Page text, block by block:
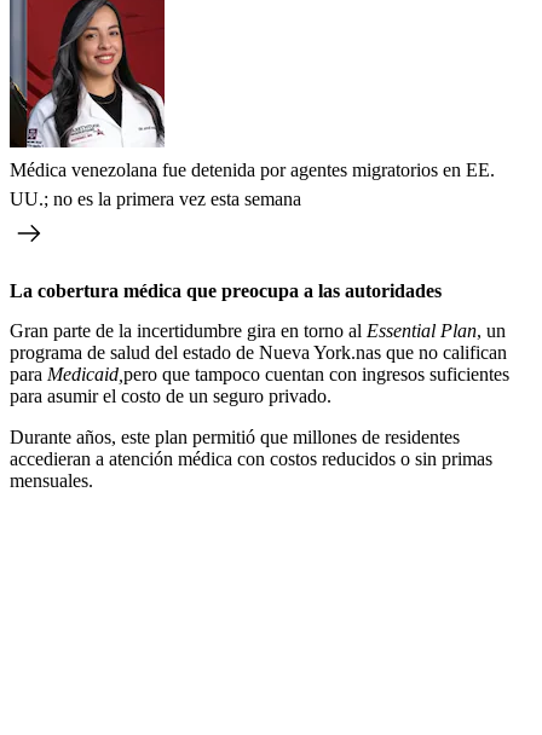
Médica venezolana fue detenida por agentes migratorios en EE.
UU.; no es la primera vez esta semana
La cobertura médica que preocupa a las autoridades
Gran parte de la incertidumbre gira en torno al Essential Plan, un
programa de salud del estado de Nueva York.nas que no califican
para Medicaid,pero que tampoco cuentan con ingresos suficientes
para asumir el costo de un seguro privado.
Durante años, este plan permitió que millones de residentes
accedieran a atención médica con costos reducidos o sin primas
mensuales.